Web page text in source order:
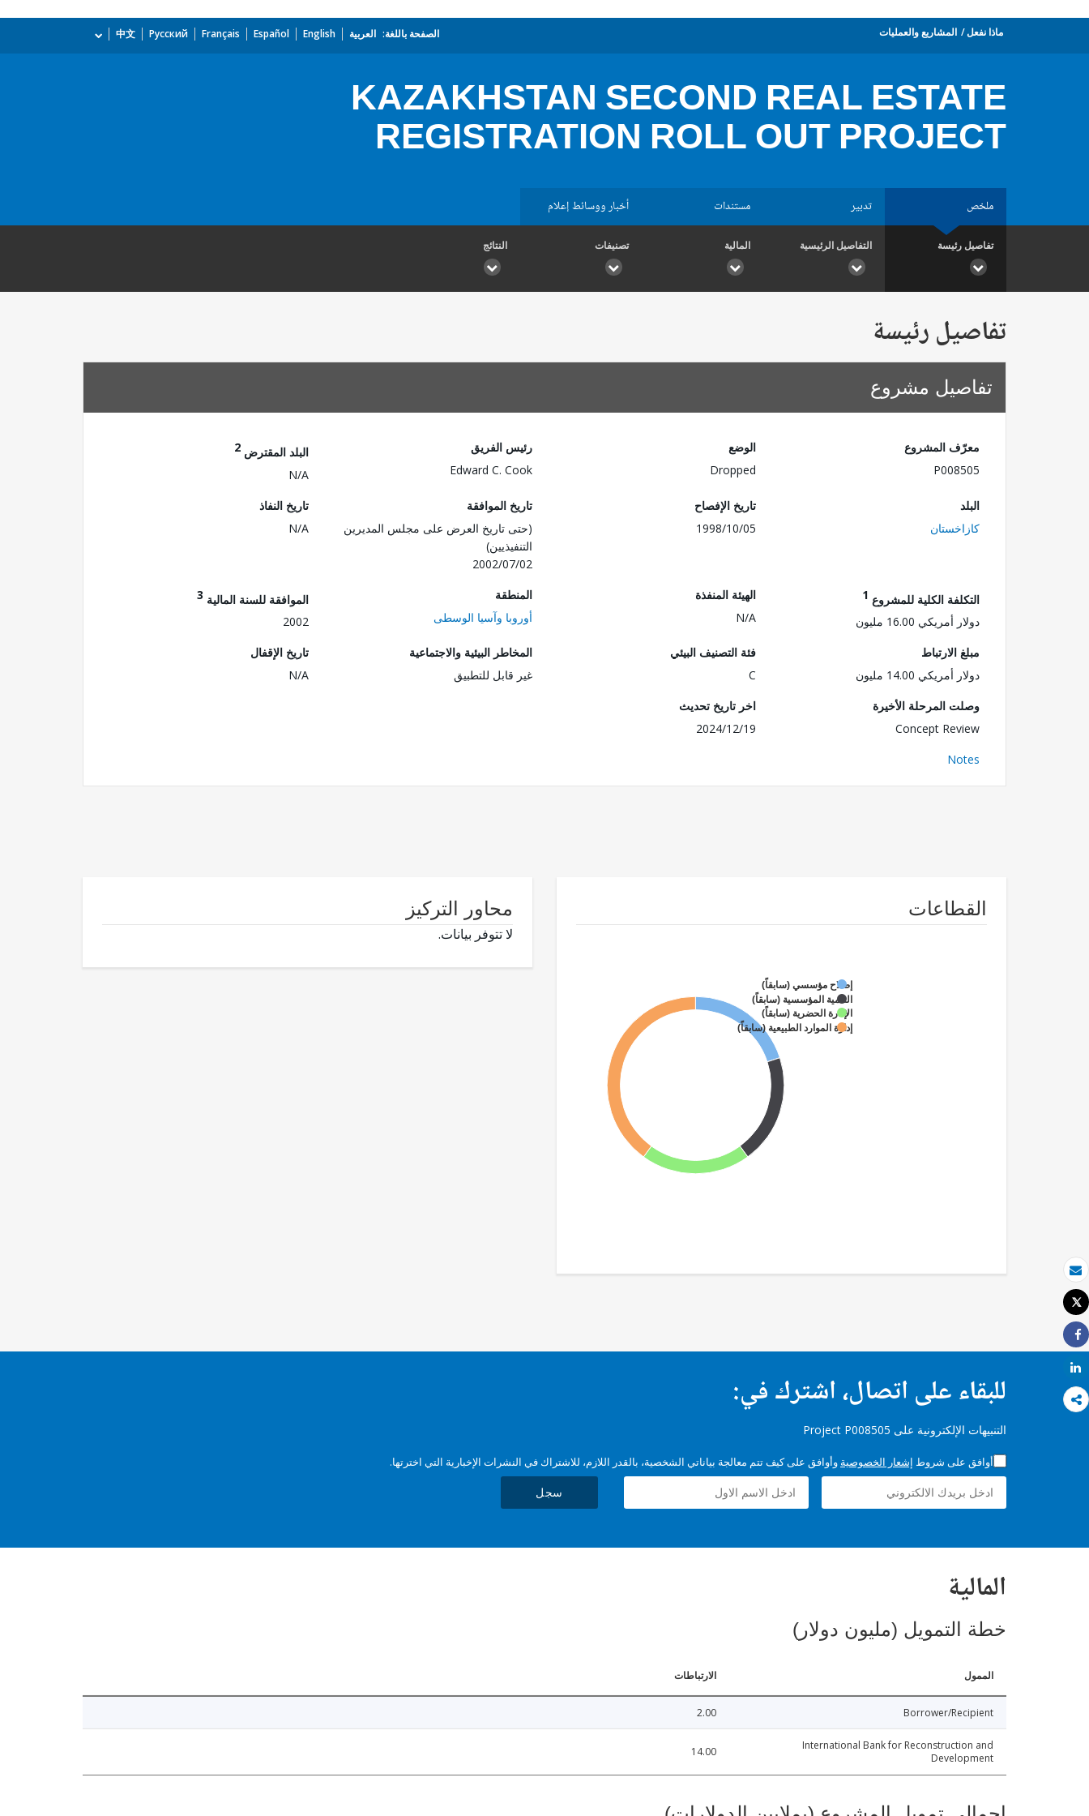
بريد الكتروني
طباعة
Tweet
Share
Share
ماذا نفعل المشاريع والعمليات الصفحة باللغة: العربية English
Español
Français
Русский
中文
KAZAKHSTAN SECOND REAL ESTATE
REGISTRATION ROLL OUT PROJECT
ملخص تدبير مستندات أخبار ووسائط إعلام
تفاصيل رئيسة التفاصيل الرئيسية المالية تصنيفات النتائج
تفاصيل رئيسة
تفاصيل مشروع
معرّف المشروع
P008505
الوضع
Dropped
رئيس الفريق
Edward C. Cook
البلد المقترض 2
N/A
البلد
كازاخستان
تاريخ الإفصاح
1998/10/05
تاريخ الموافقة
(حتى تاريخ العرض على مجلس المديرين
التنفيذيين)
2002/07/02
تاريخ النفاذ
N/A
التكلفة الكلية للمشروع 1
دولار أمريكي 16.00 مليون
الهيئة المنفذة
N/A
المنطقة
أوروبا وآسيا الوسطى
الموافقة للسنة المالية 3
2002
مبلغ الارتباط
دولار أمريكي 14.00 مليون
فئة التصنيف البيئي
C
المخاطر البيئية والاجتماعية
غير قابل للتطبيق
تاريخ الإقفال
N/A
وصلت المرحلة الأخيرة
Concept Review
اخر تاريخ تحديث
2024/12/19
Notes
القطاعات
إصلاح مؤسسي (سابقاً)
التنمية المؤسسية (سابقاً)
الإدارة الحضرية (سابقاً)
إدارة الموارد الطبيعية (سابقاً)
محاور التركيز
لا تتوفر بيانات.
للبقاء على اتصال، اشترك في:
التنبيهات الإلكترونية على Project P008505
أوافق على شروط إشعار الخصوصية وأوافق على كيف تتم معالجة بياناتي الشخصية، بالقدر اللازم، للاشتراك في النشرات الإخبارية التي اخترتها.
سجل
المالية
خطة التمويل (مليون دولار)
الممول الارتباطات
Borrower/Recipient
2.00
International Bank for Reconstruction and
Development
14.00